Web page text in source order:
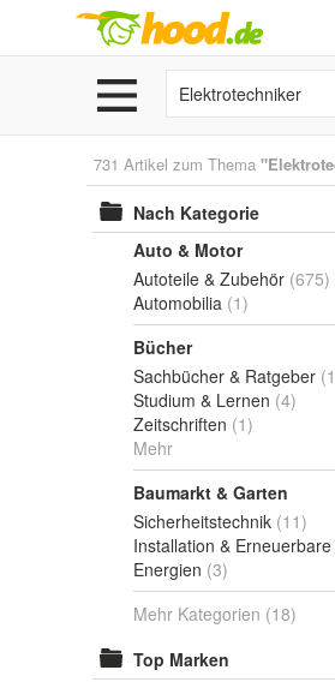
731 Artikel zum Thema
Nach Kategorie
Auto & Motor
Autoteile & Zubehör (675)
Automobilia (1)
Bücher
Sachbücher & Ratgeber
Studium & Lernen (4)
Zeitschriften (1)
Mehr
Baumarkt & Garten
Sicherheitstechnik (11)
Installation & Erneuerbare
Energien (3)
Mehr Kategorien (18)
Top Marken